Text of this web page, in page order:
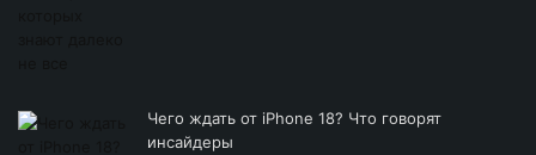
Чего ждать от iPhone 18? Что говорят
инсайдеры